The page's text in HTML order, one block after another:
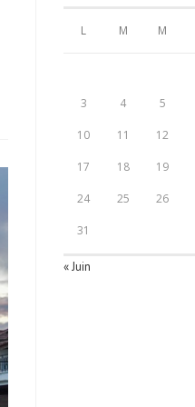
L M M
3 4 5
10 11 12
17 18 19
24 25 26
31
« Juin